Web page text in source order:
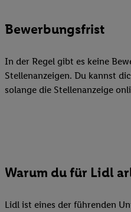
Bewerbungsfrist
In der Regel gibt es keine
Stellenanzeigen. Du kannst
solange die Stellenanzeige
Warum du für Lidl
Lidl ist eines der führenden